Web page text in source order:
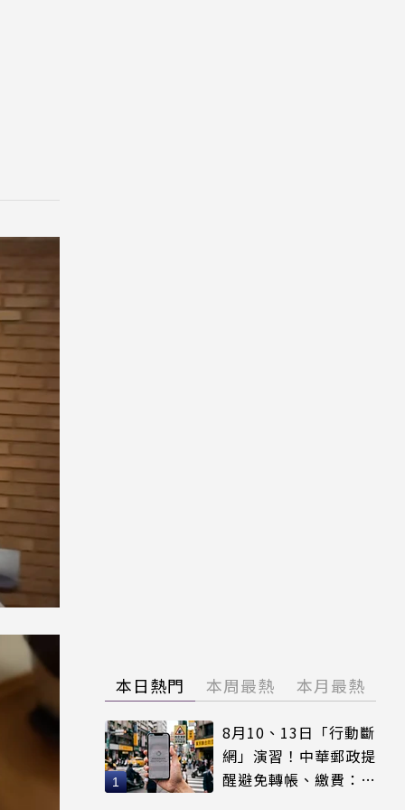
本日熱門 本周最熱 本月最熱
8月10、13日「行動斷
網」演習！中華郵政提
醒避免轉帳、繳費：務